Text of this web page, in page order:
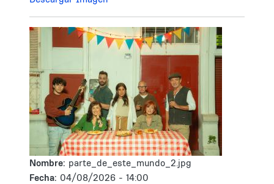
Nombre: parte_de_este_mundo_2.jpg
Fecha: 04/08/2026 - 14:00